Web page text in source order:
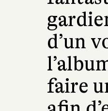
d’un
faire